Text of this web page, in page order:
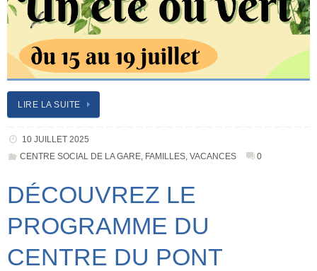
LIRE LA SUITE
10 JUILLET 2025
CENTRE SOCIAL DE LA GARE, FAMILLES, VACANCES 0
DÉCOUVREZ LE
PROGRAMME DU
CENTRE DU PONT